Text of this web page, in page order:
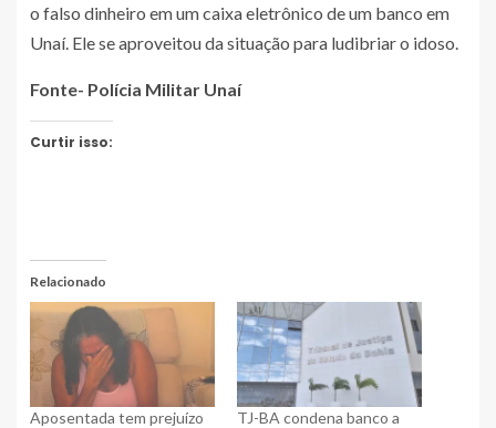
o falso dinheiro em um caixa eletrônico de um banco em
Unaí. Ele se aproveitou da situação para ludibriar o idoso.
Fonte- Polícia Militar Unaí
Curtir isso:
Relacionado
Aposentada tem prejuízo
TJ-BA condena banco a